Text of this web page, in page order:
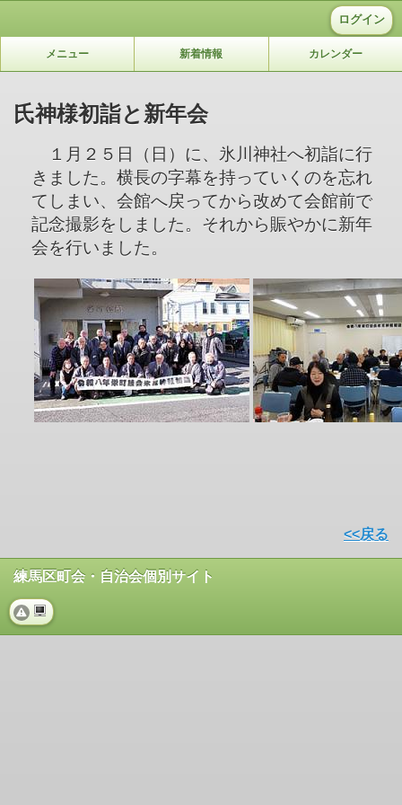
ログイン
メニュー 新着情報 カレンダー
氏神様初詣と新年会
１月２５日（日）に、氷川神社へ初詣に行
きました。横長の字幕を持っていくのを忘れ
てしまい、会館へ戻ってから改めて会館前で
記念撮影をしました。それから賑やかに新年
会を行いました。
<<戻る
練馬区町会・自治会個別サイト